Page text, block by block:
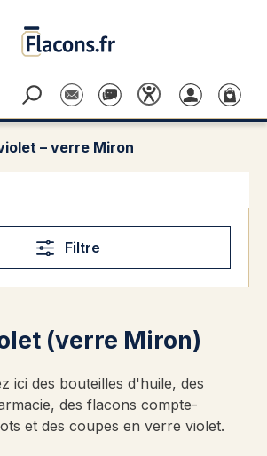
– verre Miron
Filtre
(verre Miron)
ici des bouteilles d'huile, des
des flacons compte-
et des coupes en verre violet.